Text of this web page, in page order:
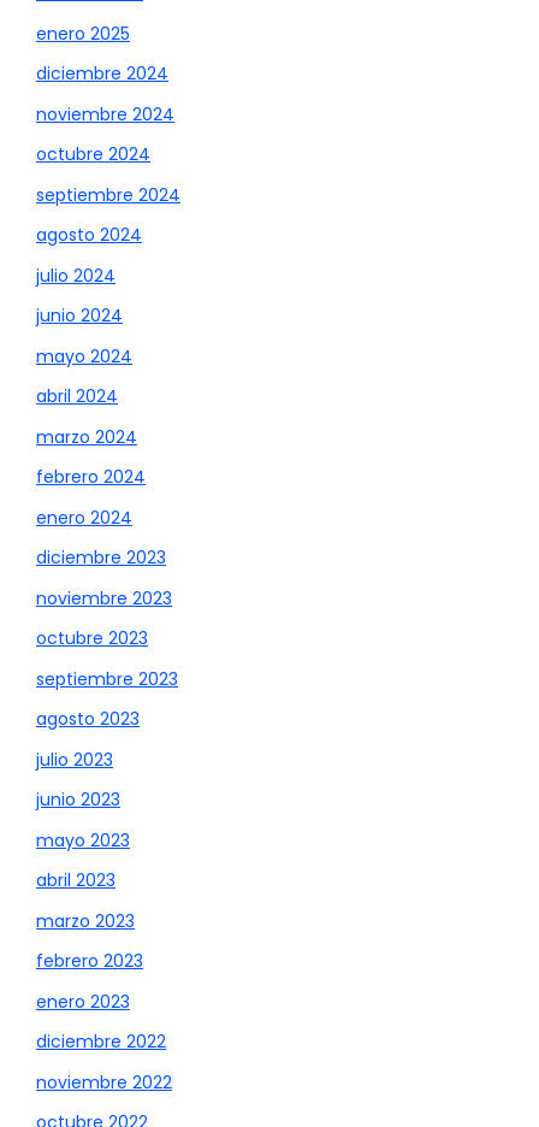
enero 2025
diciembre 2024
noviembre 2024
octubre 2024
septiembre 2024
agosto 2024
julio 2024
junio 2024
mayo 2024
abril 2024
marzo 2024
febrero 2024
enero 2024
diciembre 2023
noviembre 2023
octubre 2023
septiembre 2023
agosto 2023
julio 2023
junio 2023
mayo 2023
abril 2023
marzo 2023
febrero 2023
enero 2023
diciembre 2022
noviembre 2022